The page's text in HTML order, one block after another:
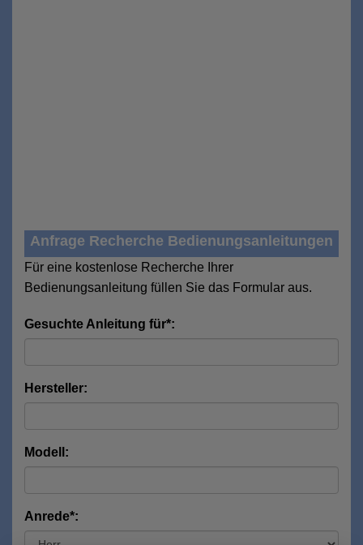
Anfrage Recherche Bedienungsanleitungen
Für eine kostenlose Recherche Ihrer
Bedienungsanleitung füllen Sie das Formular aus.
Gesuchte Anleitung für*:
Hersteller:
Modell:
Anrede*: